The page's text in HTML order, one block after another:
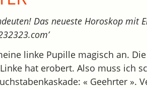
Das neueste Horoskop mit
linke Pupille magisch an.
hat erobert. Also muss ich
« Geehrter ».